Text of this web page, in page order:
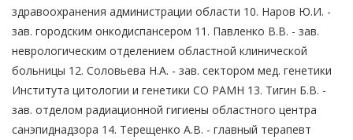
здравоохранения администрации области 10. Наров Ю.И. -
зав. городским онкодиспансером 11. Павленко В.В. - зав.
неврологическим отделением областной клинической
больницы 12. Соловьева Н.А. - зав. сектором мед. генетики
Института цитологии и генетики СО РАМН 13. Тигин Б.В. -
зав. отделом радиационной гигиены областного центра
санэпиднадзора 14. Терещенко А.В. - главный терапевт